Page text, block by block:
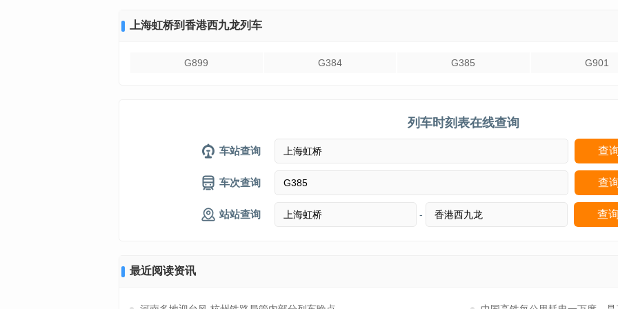
上海虹桥到香港西九龙列车
G899 G384 G385 G901
列车时刻表在线查询
车站查询
车次查询
站站查询 -
最近阅读资讯